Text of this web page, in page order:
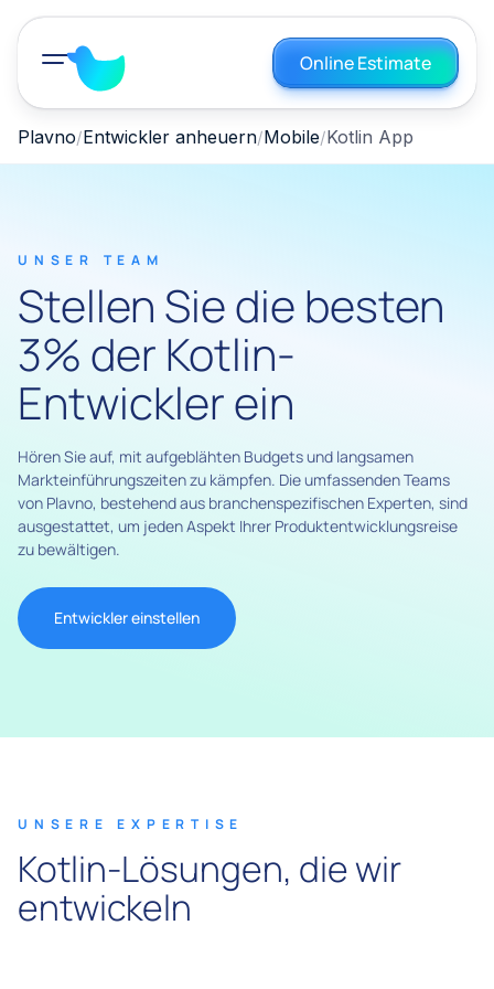
Online Estimate
Plavno Entwickler anheuern Mobile Kotlin App
UNSER TEAM
Stellen Sie die besten
3% der Kotlin-
Entwickler ein
Hören Sie auf, mit aufgeblähten Budgets und langsamen
Markteinführungszeiten zu kämpfen. Die umfassenden Teams
von Plavno, bestehend aus branchenspezifischen Experten, sind
ausgestattet, um jeden Aspekt Ihrer Produktentwicklungsreise
zu bewältigen.
Entwickler einstellen
UNSERE EXPERTISE
Kotlin-Lösungen, die wir
entwickeln